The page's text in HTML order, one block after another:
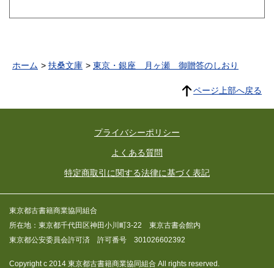
ホーム 扶桑文庫 東京・銀座 月ヶ瀬 御贈答のしおり
ページ上部へ戻る
プライバシーポリシー
よくある質問
特定商取引に関する法律に基づく表記
東京都古書籍商業協同組合
所在地：東京都千代田区神田小川町3-22 東京古書会館内
東京都公安委員会許可済 許可番号 301026602392
Copyright c 2014 東京都古書籍商業協同組合 All rights reserved.